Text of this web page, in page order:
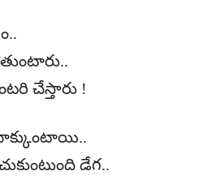
చేస్తారు !
దాక్కుంటాయి..
డేగ..